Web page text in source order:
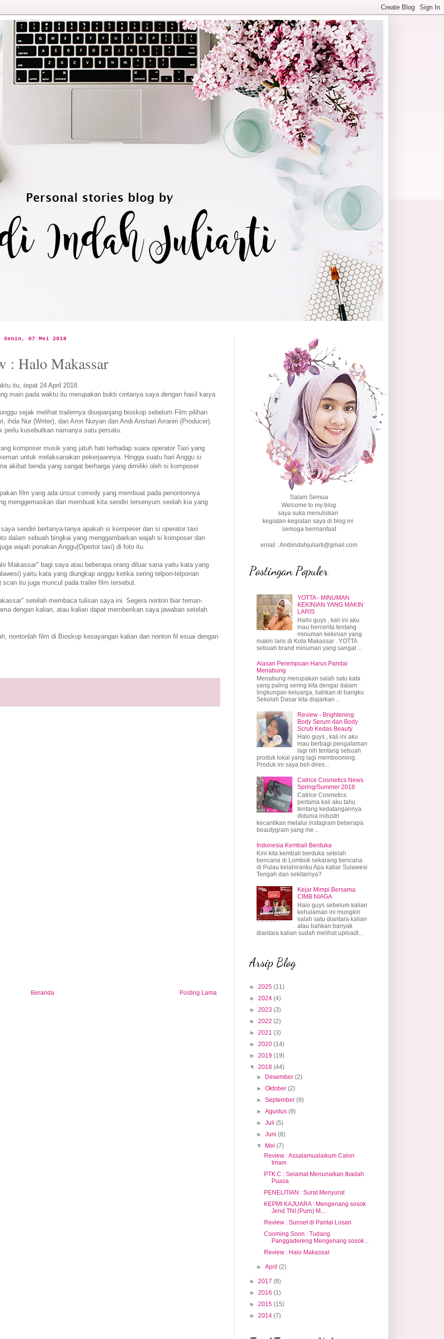
Senin, 07 Mei 2018
: Halo Makassar
itu, tepat 24 April 2018.
main pada waktu itu merupakan bukti cintanya saya dengan hasil karya
sejak melihat trailernya disepanjang bioskop sebelum Film pilihan
Nur (Writer), dan Amri Nuryan dan Andi Anshari Arraniri (Producer).
kusebutkan namanya satu persatu.
komposer musik yang jatuh hati terhadap suara operator Taxi yang
untuk melaksanakan pekerjaannya. Hingga suatu hari Anggu si
akibat benda yang sangat berharga yang dimiliki oleh si komposer
film yang ada unsur comedy yang membuat pada penontonnya
menggemaskan dan membuat kita sendiri tersenyum seolah kia yang
sendiri bertanya-tanya apakah si kompeser dan si operator taxi
dalam sebuah bingkai yang menggambarkan wajah si komposer dan
wajah ponakan Anggu(Opertor taxi) di foto itu.
Makassar" bagi saya atau beberapa orang diluar sana yaitu kata yang
yaitu kata yang diungkap anggu ketika sering telpon-telponan
itu juga muncul pada trailer film tersebut.
setelah membaca tulisan saya ini. Segera nonton biar teman-
dengan kalian, atau kalian dapat memberikan saya jawaban setelah
nontonlah film di Bioskop kesayangan kalian dan nonton fil esuai dengan
Posting Lama
Beranda
Salam Semua
Welcome to my blog
saya suka menuliskan
kegiatan-kegiatan saya di blog ini
semoga bermanfaat
email : Andiindahjuliarti@gmail.com
Postingan Populer
YOTTA - MINUMAN
KEKINIAN YANG MAKIN
LARIS
Hallo guys , kali ini aku
mau bercerita tentang
minuman kekinian yang
makin laris di Kota Makassar . YOTTA
sebuah brand minuman yang sangat ...
Alasan Perempuan Harus Pandai
Menabung
Menabung merupakan salah satu kata
yang paling sering kita dengar dalam
lingkungan keluarga, bahkan di bangku
Sekolah Dasar kita diajarkan ...
Review - Brightening
Body Serum dan Body
Scrub Kedas Beauty
Halo guys , kali ini aku
mau berbagi pengalaman
lagi nih tentang sebuah
produk lokal yang lagi membooming.
Produk ini saya beli dires...
Catrice Cosmetics News
Spring/Summer 2018
Catrice Cosmetics
pertama kali aku tahu
tentang kedatangannya
didunia industri
kecantikan melalui instagram beberapa
beautygram yang me...
Indonesia Kembali Berduka
Kini kita kembali berduka setelah
bencana di Lombok sekarang bencana
di Pulau kelahiranku Apa kabar Sulawesi
Tengah dan sekitarnya?
Kejar Mimpi Bersama
CIMB NIAGA
Halo guys sebelum kalian
kehalaman ini mungkin
salah satu diantara kalian
atau bahkan banyak
diantara kalian sudah melihat uploadt...
Arsip Blog
► 2025 (11)
► 2024 (4)
► 2023 (3)
► 2022 (2)
► 2021 (3)
► 2020 (14)
► 2019 (19)
▼ 2018 (44)
►
Desember(2)
►Oktober(2)
►September(9)
►Agustus(9)
►Juli(5)
►Juni(8)
▼
Mei(7)
Review : Assalamualaikum Calon
Imam
PTK C : Selamat Menunaikan Ibadah
Puasa
PENELITIAN : Surat Menyurat
KEPMI KAJUARA : Mengenang sosok
Jend TNI (Purn) M....
Review : Sunset di Pantai Losari
Cooming Soon : Tudang
Panggadereng Mengenang sosok...
Review : Halo Makassar
►April(2)
► 2017 (8)
► 2016 (1)
► 2015 (15)
► 2014 (7)